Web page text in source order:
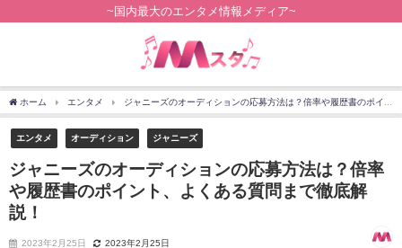
~国内最大のエンタメ情報メディア~
ホーム エンタメ ジャニーズのオーディションの応募方法は？倍率や履歴書のポイン
エンタメ オーディション ジャニーズ
ジャニーズのオーディションの応募方法は？倍率
や履歴書のポイント、よくある質問まで徹底解
説！
2023年2月25日 2023年2月25日